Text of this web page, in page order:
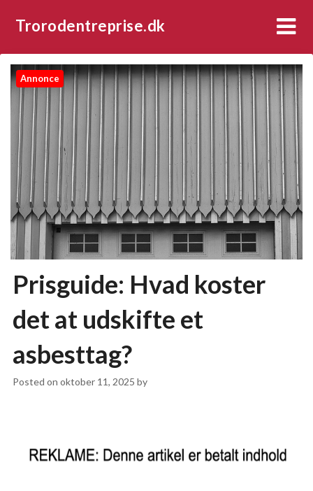
Trorodentreprise.dk
Annonce
Prisguide: Hvad koster
det at udskifte et
asbesttag?
Posted on oktober 11, 2025 by